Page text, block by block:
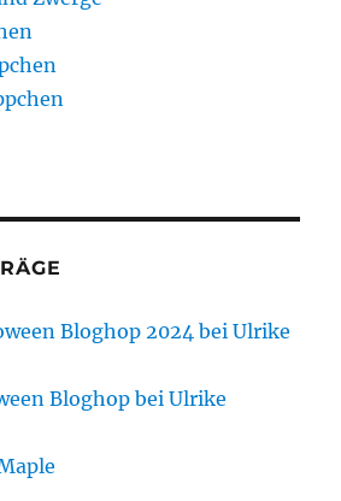
Bloghop 2024 bei Ulrike
Bloghop bei Ulrike